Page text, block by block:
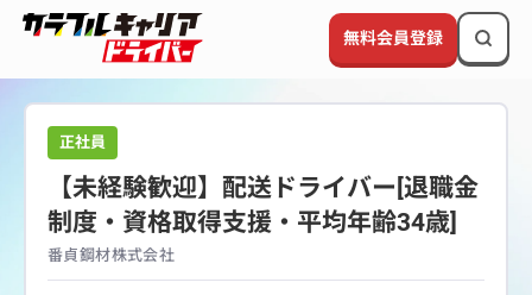
無料会員登録
正社員
【未経験歓迎】配送ドライバー[退職金
制度・資格取得支援・平均年齢34歳]
番貞鋼材株式会社